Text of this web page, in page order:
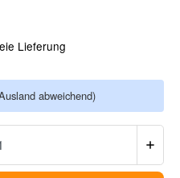
Lieferung
abweichend)